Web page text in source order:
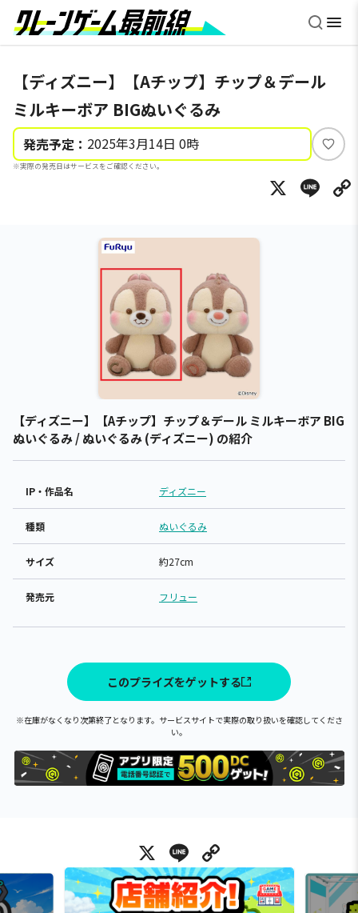
【ディズニー】【Aチップ】チップ＆デール
ミルキーボア BIGぬいぐるみ
発売予定： 2025年3月14日 0時
※実際の発売日はサービスをご確認ください。
い
ね
X
【ディズニー】【Aチップ】チップ＆デール ミルキーボア BIG
ぬいぐるみ / ぬいぐるみ (ディズニー) の紹介
IP・作品名 ディズニー
種類 ぬいぐるみ
サイズ 約27cm
発売元 フリュー
このプライズをゲットする
※在庫がなくなり次第終了となります。サービスサイトで実際の取り扱いを確認してくださ
い。
X Line